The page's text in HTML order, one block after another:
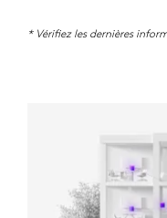
* Vérifiez les dernières